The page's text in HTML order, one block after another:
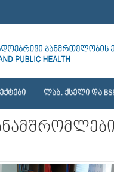
ᲚᲐᲑ. ᲥᲡᲔᲚᲘ ᲓᲐ